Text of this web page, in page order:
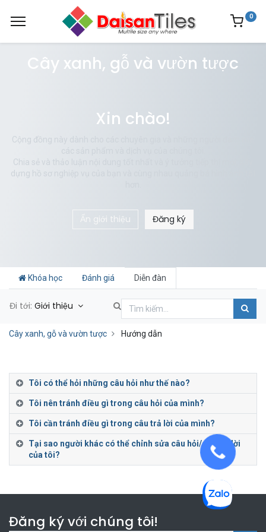
0
Cây xanh, gỗ và vườn tược
Xin chào!
Cộng đồng này dành cho các chuyên gia và những người đam mê
Chia sẻ và thảo luận nội dung tốt nhất và ý tưởng tiếp thị mới, xây
dựng hồ sơ nghiệp vụ của bạn và cùng nhau quảng bá hình ảnh tốt
Ẩn giới thiệu Đăng ký
Khóa học Đánh giá Diễn đàn
Đi tới: Giới thiệu
Cây xanh, gỗ và vườn tược Hướng dẫn
Tôi có thể hỏi những câu hỏi như thế nào?
Tôi nên tránh điều gì trong câu hỏi của mình?
Tôi cần tránh điều gì trong câu trả lời của mình?
Tại sao người khác có thể chỉnh sửa câu hỏi/câu trả lời
của tôi?
Đăng ký với chúng tôi!